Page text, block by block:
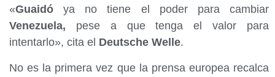
«Guaidó ya no tiene el poder para cambiar
Venezuela, pese a que tenga el valor para
intentarlo», cita el Deutsche Welle.
No es la primera vez que la prensa europea recalca